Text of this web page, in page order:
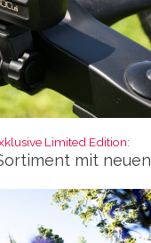
Limited Edition:
mit neuen